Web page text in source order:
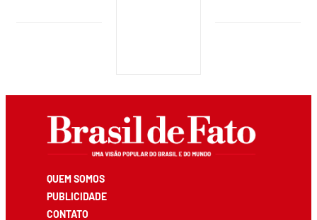
QUEM SOMOS
PUBLICIDADE
CONTATO